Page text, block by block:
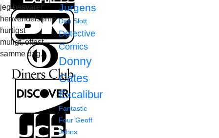
jeg besvarer
henvendelserne
hurtigst
muligt, oftest
samme dag.
Jurgens
Dan Slott
Detective
Comics
Donny
Cates
Excalibur
Fantastic
Four Geoff
Johns